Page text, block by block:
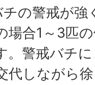
の警戒が強
場合1～3匹
。警戒バチ
代しながら